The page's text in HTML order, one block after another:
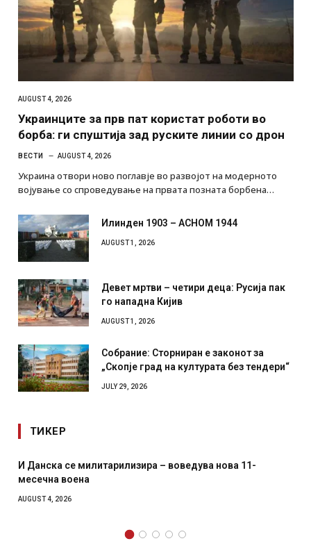
AUGUST 4, 2026
Украинците за прв пат користат роботи во
борба: ги спуштија зад руските линии со дрон
ВЕСТИ AUGUST 4, 2026
Украина отвори ново поглавје во развојот на модерното
војување со спроведување на првата позната борбена…
Илинден 1903 – АСНОМ 1944
AUGUST 1, 2026
Девет мртви – четири деца: Русија пак
го нападна Кијив
AUGUST 1, 2026
Собрание: Сторниран е законот за
„Скопје град на културата без тендери“
JULY 29, 2026
ТИКЕР
И Данска се милитарилизира – воведува нова 11-
месечна воена
AUGUST 4, 2026